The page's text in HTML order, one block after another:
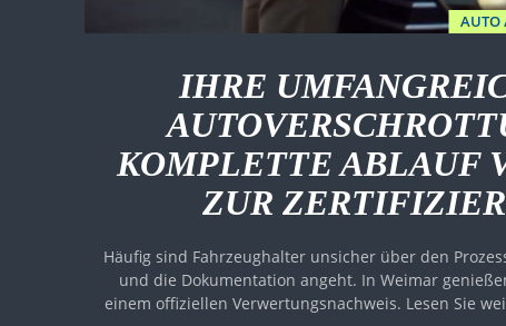
AUTO
IHRE
KOMPLETTE ABLAUF
ZUR
Häufig sind Fahrzeughalter unsicher über den
und die Dokumentation angeht. In Weimar
einem offiziellen Verwertungsnachweis. Lesen Sie